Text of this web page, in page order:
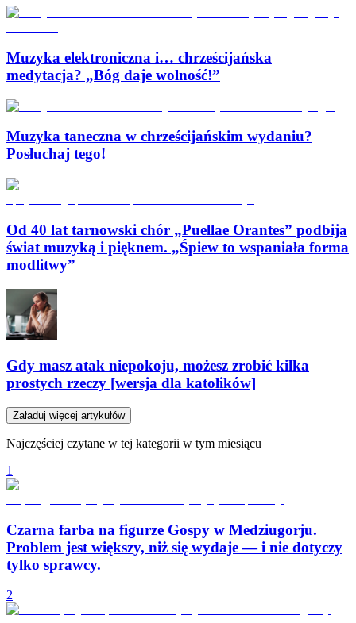
Muzyka elektroniczna i… chrześcijańska
medytacja? „Bóg daje wolność!”
Muzyka taneczna w chrześcijańskim wydaniu?
Posłuchaj tego!
Od 40 lat tarnowski chór „Puellae Orantes” podbija
świat muzyką i pięknem. „Śpiew to wspaniała forma
modlitwy”
Gdy masz atak niepokoju, możesz zrobić kilka
prostych rzeczy [wersja dla katolików]
Załaduj więcej artykułów
Najczęściej czytane w tej kategorii w tym miesiącu
1
Czarna farba na figurze Gospy w Medziugorju.
Problem jest większy, niż się wydaje — i nie dotyczy
tylko sprawcy.
2